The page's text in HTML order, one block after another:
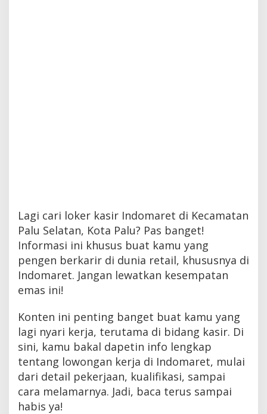
Lagi cari loker kasir Indomaret di Kecamatan
Palu Selatan, Kota Palu? Pas banget!
Informasi ini khusus buat kamu yang
pengen berkarir di dunia retail, khususnya di
Indomaret. Jangan lewatkan kesempatan
emas ini!
Konten ini penting banget buat kamu yang
lagi nyari kerja, terutama di bidang kasir. Di
sini, kamu bakal dapetin info lengkap
tentang lowongan kerja di Indomaret, mulai
dari detail pekerjaan, kualifikasi, sampai
cara melamarnya. Jadi, baca terus sampai
habis ya!